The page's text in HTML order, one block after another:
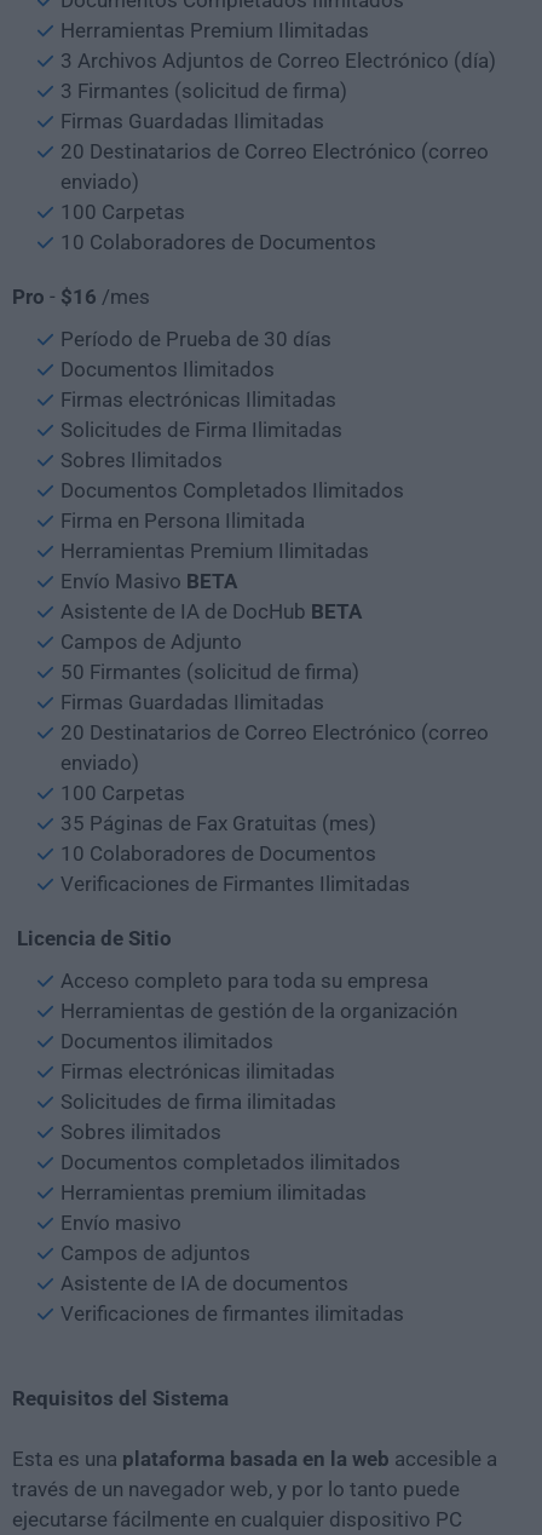
Herramientas Premium Ilimitadas
3 Archivos Adjuntos de Correo Electrónico (día)
3 Firmantes (solicitud de firma)
Firmas Guardadas Ilimitadas
20 Destinatarios de Correo Electrónico (correo
enviado)
100 Carpetas
10 Colaboradores de Documentos
Pro - $16 /mes
Período de Prueba de 30 días
Documentos Ilimitados
Firmas electrónicas Ilimitadas
Solicitudes de Firma Ilimitadas
Sobres Ilimitados
Documentos Completados Ilimitados
Firma en Persona Ilimitada
Herramientas Premium Ilimitadas
Envío Masivo BETA
Asistente de IA de DocHub BETA
Campos de Adjunto
50 Firmantes (solicitud de firma)
Firmas Guardadas Ilimitadas
20 Destinatarios de Correo Electrónico (correo
enviado)
100 Carpetas
35 Páginas de Fax Gratuitas (mes)
10 Colaboradores de Documentos
Verificaciones de Firmantes Ilimitadas
Licencia de Sitio
Acceso completo para toda su empresa
Herramientas de gestión de la organización
Documentos ilimitados
Firmas electrónicas ilimitadas
Solicitudes de firma ilimitadas
Sobres ilimitados
Documentos completados ilimitados
Herramientas premium ilimitadas
Envío masivo
Campos de adjuntos
Asistente de IA de documentos
Verificaciones de firmantes ilimitadas
Requisitos del Sistema
Esta es una plataforma basada en la web accesible a
través de un navegador web, y por lo tanto puede
ejecutarse fácilmente en cualquier dispositivo PC